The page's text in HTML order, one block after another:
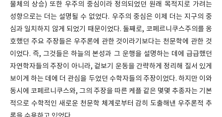
물체의 상승) 또한 우주의 중심이라 정의되었던 원래 목적지로 가려는
성향으로는 더는 설명될 수 없었다. 우주의 중심은 이제 더는 지구의 중
심과 일치하지 않게 되었기 때문이었다. 둘째로, 코페르니쿠스주의를 옹
호했던 주요 주장들은 우주론에 관한 것이라기보다는 천문학에 관한 것
이었다. 즉, 그것들은 하늘의 본성과 그 운행을 설명하는 데에 급급했던
자연학자들의 주장이 아니라, 겉보기 운동을 간략하게 정리해 질서 있게
보이게 하는 데에 더 관심을 두었던 수학자들의 주장이었다. 하지만 이와
동시에 코페르니쿠스와, 그의 주장을 따른 케플 같은 몇몇 추종자는 기본
적으로 수학적인 새로운 천문학 체계로부터 감히 도출해낸 우주론적 추